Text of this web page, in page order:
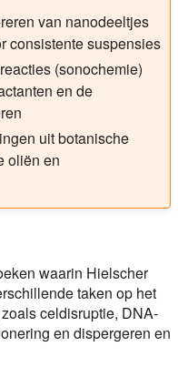
van nanodeeltjes
consistente suspensies
(sonochemie)
en de
uit botanische
oliën en
waarin Hielscher
taken op het
celdisruptie, DNA-
en dispergeren en